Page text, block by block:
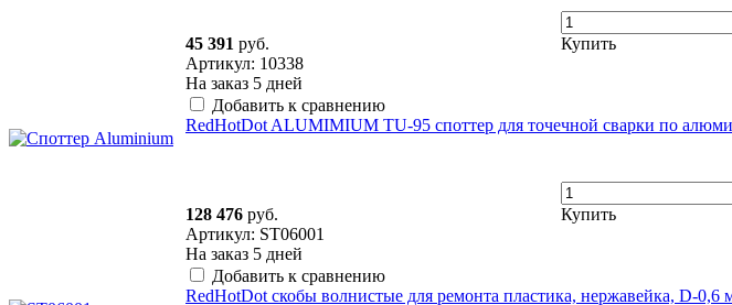
45 391 руб.
Купить
Артикул: 10338
На заказ 5 дней
Добавить к сравнению
RedHotDot ALUMIMIUM TU-95 споттер для точечной сварки по
128 476 руб.
Купить
Артикул: ST06001
На заказ 5 дней
Добавить к сравнению
RedHotDot cкобы волнистые для ремонта пластика, нержавейка, D-0,6